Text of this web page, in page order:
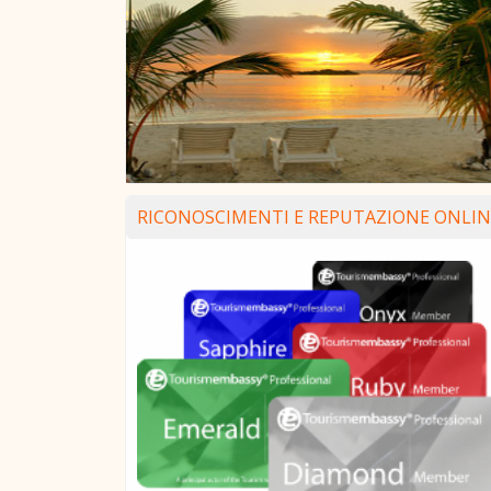
RICONOSCIMENTI E REPUTAZIONE